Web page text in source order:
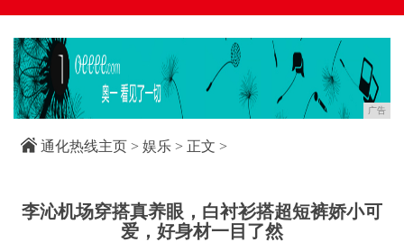
广告
通化热线主页 > 娱乐 > 正文 >
李沁机场穿搭真养眼，白衬衫搭超短裤娇小可
爱，好身材一目了然